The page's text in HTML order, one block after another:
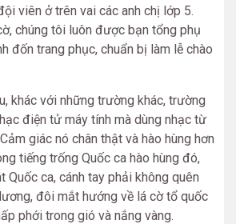
viên ở trên vai các anh chị lớp 5.
chúng tôi luôn được bạn tổng phụ
đốn trang phục, chuẩn bị làm lễ chào
khác với những trường khác, trường
điện tử máy tính mà dùng nhạc từ
giác nó chân thật và hào hùng hơn
tiếng trống Quốc ca hào hùng đó,
Quốc ca, cánh tay phải không quên
đôi mắt hướng về lá cờ tổ quốc
phới trong gió và nắng vàng.